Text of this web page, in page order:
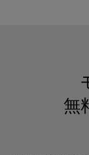
無